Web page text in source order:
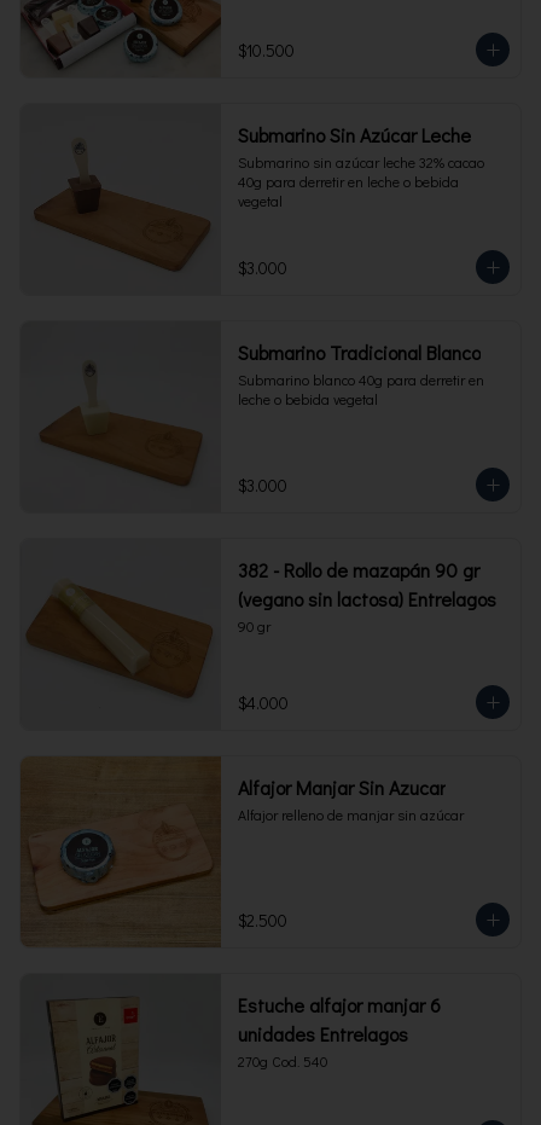
$10.500
Submarino Sin Azúcar Leche
Submarino sin azúcar leche 32% cacao
40g para derretir en leche o bebida
vegetal
$3.000
Submarino Tradicional Blanco
Submarino blanco 40g para derretir en
leche o bebida vegetal
$3.000
382 - Rollo de mazapán 90 gr
(vegano sin lactosa) Entrelagos
90 gr
$4.000
Alfajor Manjar Sin Azucar
Alfajor relleno de manjar sin azúcar
$2.500
Estuche alfajor manjar 6
unidades Entrelagos
270g Cod. 540